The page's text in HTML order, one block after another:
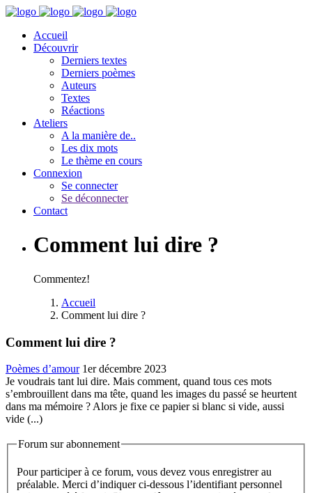
Accueil
Découvrir
Derniers textes
Derniers poèmes
Auteurs
Textes
Réactions
Ateliers
A la manière de..
Les dix mots
Le thème en cours
Connexion
Se connecter
Se déconnecter
Contact
Comment lui dire ?
Commentez!
Accueil
Comment lui dire ?
Comment lui dire ?
Poèmes d’amour 1er décembre 2023
Je voudrais tant lui dire. Mais comment, quand tous ces mots
s’embrouillent dans ma tête, quand les images du passé se heurtent
dans ma mémoire ? Alors je fixe ce papier si blanc si vide, aussi
vide (...)
Forum sur abonnement
Pour participer à ce forum, vous devez vous enregistrer au
préalable. Merci d’indiquer ci-dessous l’identifiant personnel